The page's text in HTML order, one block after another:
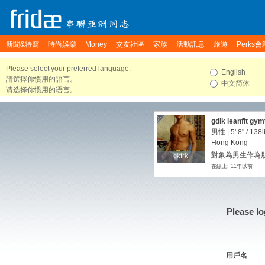
新聞&特寫 時尚娛樂 Money 交友社區 家族 活動訊息 旅遊 Perks會
Please select your preferred language.
請選擇你慣用的語言。
请选择你惯用的语言。
English
中文简体
gkfrk
gkfrk
gdlk leanfit
男性 | 5' 8" /
Hong Kong
對象為男生作為
在線上: 11年以前
Please
用戶名